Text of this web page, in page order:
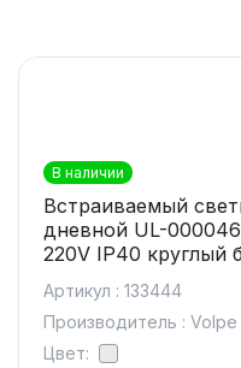
В наличии
Встраиваемый
дневной UL-
220V IP40 круглый
Артикул : 133444
Производитель : Volpe
Цвет: